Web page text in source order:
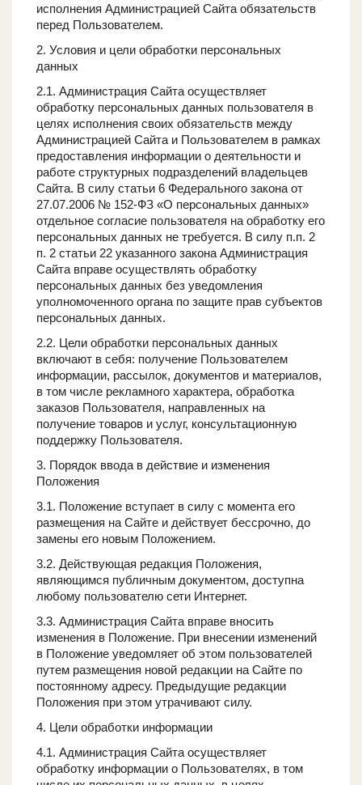
исполнения Администрацией Сайта обязательств
перед Пользователем.
2. Условия и цели обработки персональных
данных
2.1. Администрация Сайта осуществляет
обработку персональных данных пользователя в
целях исполнения своих обязательств между
Администрацией Сайта и Пользователем в рамках
предоставления информации о деятельности и
работе структурных подразделений владельцев
Сайта. В силу статьи 6 Федерального закона от
27.07.2006 № 152-ФЗ «О персональных данных»
отдельное согласие пользователя на обработку его
персональных данных не требуется. В силу п.п. 2
п. 2 статьи 22 указанного закона Администрация
Сайта вправе осуществлять обработку
персональных данных без уведомления
уполномоченного органа по защите прав субъектов
персональных данных.
2.2. Цели обработки персональных данных
включают в себя: получение Пользователем
информации, рассылок, документов и материалов,
в том числе рекламного характера, обработка
заказов Пользователя, направленных на
получение товаров и услуг, консультационную
поддержку Пользователя.
3. Порядок ввода в действие и изменения
Положения
3.1. Положение вступает в силу с момента его
размещения на Сайте и действует бессрочно, до
замены его новым Положением.
3.2. Действующая редакция Положения,
являющимся публичным документом, доступна
любому пользователю сети Интернет.
3.3. Администрация Сайта вправе вносить
изменения в Положение. При внесении изменений
в Положение уведомляет об этом пользователей
путем размещения новой редакции на Сайте по
постоянному адресу. Предыдущие редакции
Положения при этом утрачивают силу.
4. Цели обработки информации
4.1. Администрация Сайта осуществляет
обработку информации о Пользователях, в том